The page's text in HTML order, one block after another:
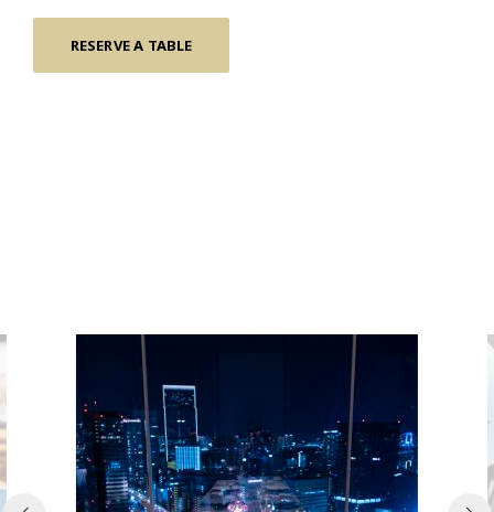
RESERVE A TABLE